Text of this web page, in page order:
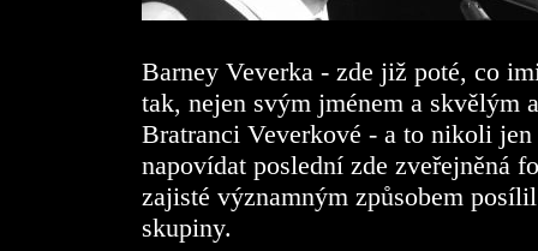
Barney Veverka - zde již poté, co
tak, nejen svým jménem a skvělým
Bratranci Veverkové - a to nikoli
napovídat poslední zde zveřejněná
zajisté významným způsobem
skupiny.